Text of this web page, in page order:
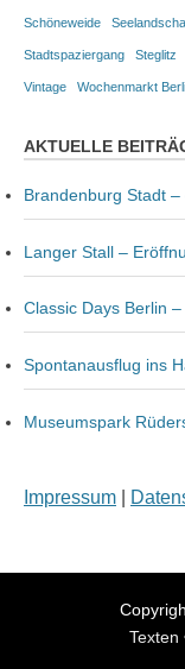
Schöneweide
Stadtspaziergang Steglitz
Vintage Wochenmarkt
AKTUELLE
Brandenburg Stadt –
Langer Stall –
Classic Days Berlin
Spontanausflug ins
Museumspark
Impressum
Texten